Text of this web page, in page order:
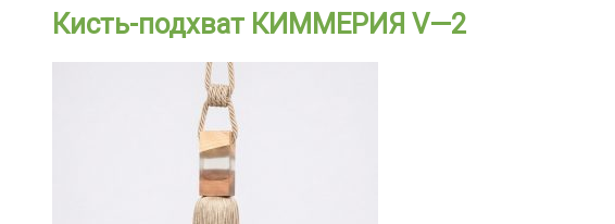
Кисть-подхват КИММЕРИЯ V—2